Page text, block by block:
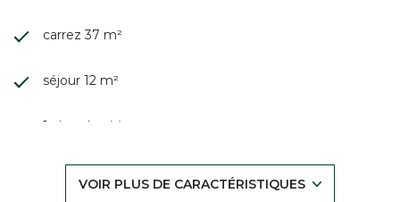
carrez 37 m²
séjour 12 m²
1 chambre(s)
VOIR PLUS DE CARACTÉRISTIQUES